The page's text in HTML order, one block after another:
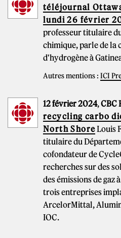
téléjournal
lundi 26 février
professeur titulaire
chimique, parle de la
d'hydrogène à
Autres mentions : ICI
12 février 2024,CBC
recycling carbo
North ShoreLouis
titulaire du
cofondateur de
recherches sur des
des émissions de gaz
trois entreprises
ArcelorMittal,
IOC.